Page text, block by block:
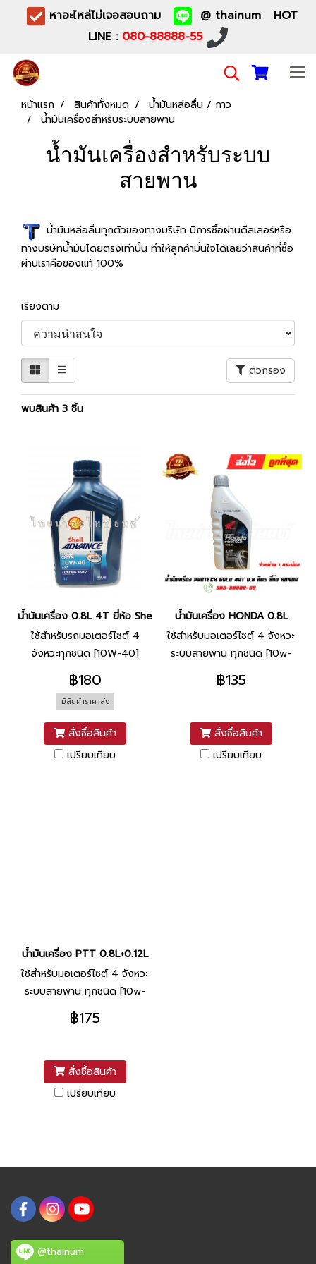
หาอะไหล่ไม่เจอสอบถาม
@ thainum HOT
LINE : 080-88888-55
หน้าแรก สินค้าทั้งหมด
น้ำมันหล่อลื่น / กาว
น้ำมันเครื่องสำหรับระบบสายพาน
น้ำมันเครื่องสำหรับระบบ
สายพาน
น้ำมันหล่อลื่นทุกตัวของทางบริษัท มีการซื้อผ่านดีลเลอร์หรือ
ทางบริษัทน้ำมันโดยตรงเท่านั้น ทำให้ลูกค้ามั่นใจได้เลยว่าสินค้าที่ซื้อ
ผ่านเราคือของแท้ 100%
เรียงตาม
ตัวกรอง
พบสินค้า 3 ชิ้น
น้ำมันเครื่อง 0.8L 4T ยี่ห้อ Shell
ใช้สำหรับรถมอเตอร์ไซต์ 4
จังหวะทุกชนิด [10W-40]
฿180
มีสินค้าราคาส่ง
สั่งซื้อสินค้า
เปรียบเทียบ
น้ำมันเครื่อง HONDA 0.8L
ใช้สำหรับมอเตอร์ไซต์ 4 จังหวะ
ระบบสายพาน ทุกชนิด [10w-
฿135
สั่งซื้อสินค้า
เปรียบเทียบ
น้ำมันเครื่อง PTT 0.8L+0.12L
ใช้สำหรับมอเตอร์ไซต์ 4 จังหวะ
ระบบสายพาน ทุกชนิด [10w-
40]
฿175
สั่งซื้อสินค้า
เปรียบเทียบ
@thainum